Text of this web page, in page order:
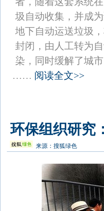
圾自动收集，并成
地下自动运送垃圾
封闭，由人工转为
染，同时缓解了城
…… 阅读全文>>
环保组织研究
来源： 搜狐绿色